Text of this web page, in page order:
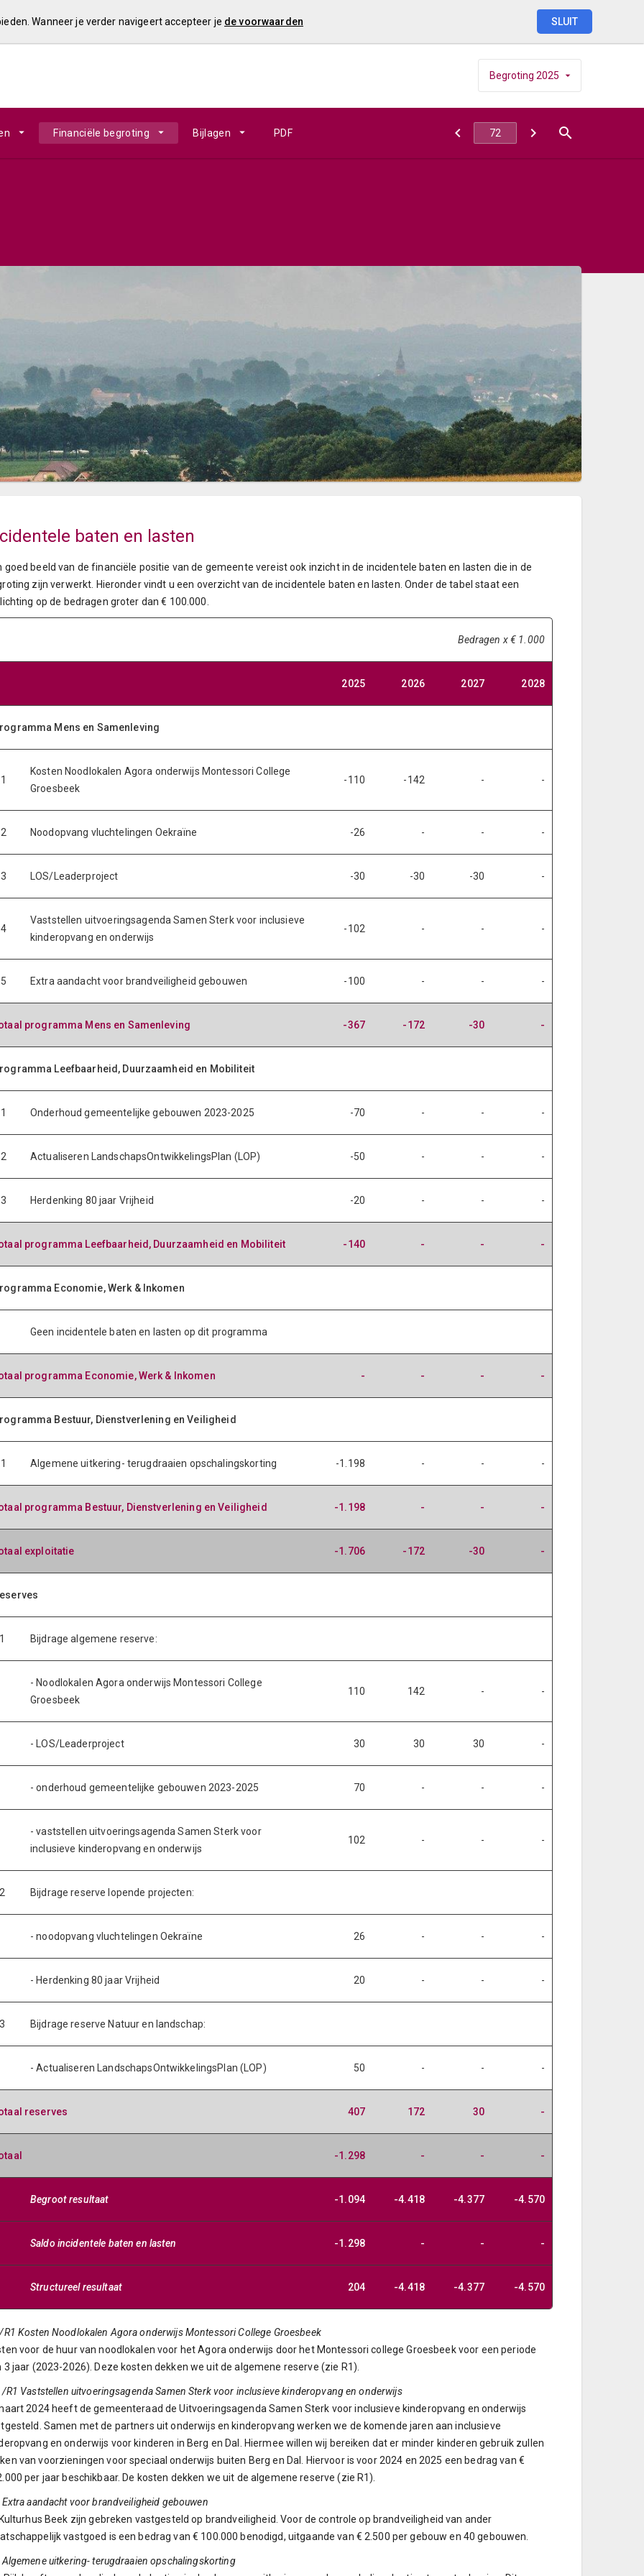
Wanneer je verder navigeert accepteer je de voorwaarden SLUIT
Begroting 2025
Financiële begroting Bijlagen PDF
baten en lasten
goed beeld van de financiële positie van de gemeente vereist ook inzicht in de incidentele baten en lasten die in de
zijn verwerkt. Hieronder vindt u een overzicht van de incidentele baten en lasten. Onder de tabel staat een
op de bedragen groter dan € 100.000.
Bedragen x € 1.000
2025 2026 2027 2028
Mens en Samenleving
Kosten Noodlokalen Agora onderwijs Montessori College
Groesbeek
-110 -142 - -
Noodopvang vluchtelingen Oekraïne -26 - - -
LOS/Leaderproject -30 -30 -30 -
Vaststellen uitvoeringsagenda Samen Sterk voor inclusieve
kinderopvang en onderwijs
-102 - - -
Extra aandacht voor brandveiligheid gebouwen -100 - - -
programma Mens en Samenleving -367 -172 -30 -
Leefbaarheid, Duurzaamheid en Mobiliteit
Onderhoud gemeentelijke gebouwen 2023-2025 -70 - - -
Actualiseren LandschapsOntwikkelingsPlan (LOP) -50 - - -
Herdenking 80 jaar Vrijheid -20 - - -
programma Leefbaarheid, Duurzaamheid en Mobiliteit -140 - - -
Economie, Werk & Inkomen
Geen incidentele baten en lasten op dit programma
programma Economie, Werk & Inkomen - - - -
Bestuur, Dienstverlening en Veiligheid
Algemene uitkering- terugdraaien opschalingskorting -1.198 - - -
programma Bestuur, Dienstverlening en Veiligheid -1.198 - - -
exploitatie -1.706 -172 -30 -
Bijdrage algemene reserve:
- Noodlokalen Agora onderwijs Montessori College
Groesbeek
110 142 - -
- LOS/Leaderproject 30 30 30 -
- onderhoud gemeentelijke gebouwen 2023-2025 70 - - -
- vaststellen uitvoeringsagenda Samen Sterk voor
inclusieve kinderopvang en onderwijs
102 - - -
Bijdrage reserve lopende projecten:
- noodopvang vluchtelingen Oekraïne 26 - - -
- Herdenking 80 jaar Vrijheid 20 - - -
Bijdrage reserve Natuur en landschap:
- Actualiseren LandschapsOntwikkelingsPlan (LOP) 50 - - -
reserves 407 172 30 -
-1.298 - - -
Begroot resultaat -1.094 -4.418 -4.377 -4.570
Saldo incidentele baten en lasten -1.298 - - -
Structureel resultaat 204 -4.418 -4.377 -4.570
Kosten Noodlokalen Agora onderwijs Montessori College Groesbeek
voor de huur van noodlokalen voor het Agora onderwijs door het Montessori college Groesbeek voor een periode
3 jaar (2023-2026). Deze kosten dekken we uit de algemene reserve (zie R1).
R1 Vaststellen uitvoeringsagenda Samen Sterk voor inclusieve kinderopvang en onderwijs
2024 heeft de gemeenteraad de Uitvoeringsagenda Samen Sterk voor inclusieve kinderopvang en onderwijs
Samen met de partners uit onderwijs en kinderopvang werken we de komende jaren aan inclusieve
en onderwijs voor kinderen in Berg en Dal. Hiermee willen wij bereiken dat er minder kinderen gebruik zullen
van voorzieningen voor speciaal onderwijs buiten Berg en Dal. Hiervoor is voor 2024 en 2025 een bedrag van €
per jaar beschikbaar. De kosten dekken we uit de algemene reserve (zie R1).
aandacht voor brandveiligheid gebouwen
Beek zijn gebreken vastgesteld op brandveiligheid. Voor de controle op brandveiligheid van ander
vastgoed is een bedrag van € 100.000 benodigd, uitgaande van € 2.500 per gebouw en 40 gebouwen.
uitkering- terugdraaien opschalingskorting